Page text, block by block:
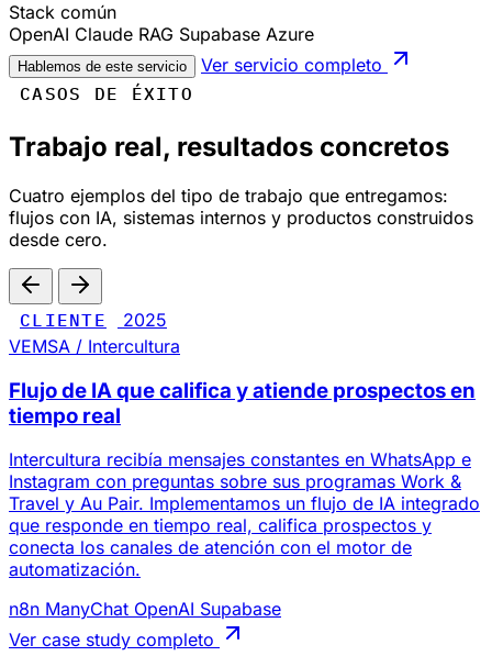
Stack común
OpenAI Claude RAG Supabase Azure
Hablemos de este servicio
Ver servicio completo
CASOS DE ÉXITO
Trabajo real, resultados concretos
Cuatro ejemplos del tipo de trabajo que entregamos:
flujos con IA, sistemas internos y productos construidos
desde cero.
CLIENTE
2025
VEMSA / Intercultura
Flujo de IA que califica y atiende prospectos en
tiempo real
Intercultura recibía mensajes constantes en WhatsApp e
Instagram con preguntas sobre sus programas Work &
Travel y Au Pair. Implementamos un flujo de IA integrado
que responde en tiempo real, califica prospectos y
conecta los canales de atención con el motor de
automatización.
n8n ManyChat OpenAI Supabase
Ver case study completo